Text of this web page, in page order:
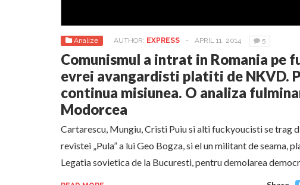
Analize AUTHOR: EXPRESS - APRIL 11, 2014 5
Comunismul a intrat in Romania pe
evrei avangardisti platiti de NKVD.
continua misiunea. O analiza
Modorcea
Cartarescu, Mungiu, Cristi Puiu si alti fuckyoucisti se trag
revistei „Pula” a lui Geo Bogza, si el un militant de seama,
Legatia sovietica de la Bucuresti, pentru demolarea